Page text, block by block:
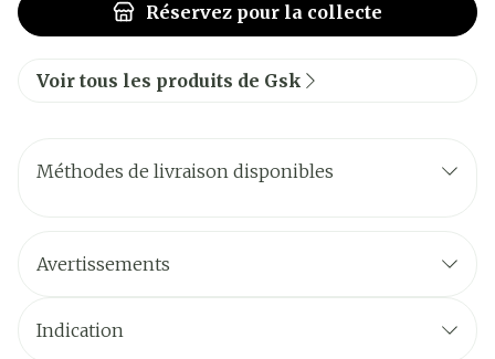
Réservez pour la collecte
Voir tous les produits de Gsk
Méthodes de livraison disponibles
Avertissements
Indication